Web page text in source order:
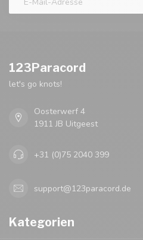
123Paracord
let's go knots!
Oosterwerf 4
1911 JB Uitgeest
+31 (0)75 2040 399
support@123paracord.de
Kategorien